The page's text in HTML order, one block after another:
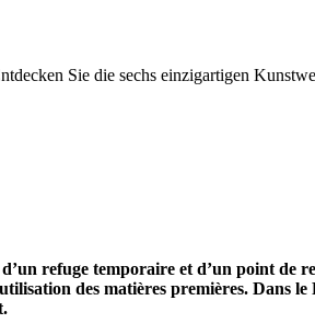
Sie die sechs einzigartigen
refuge temporaire et d’un point de
des matières premières. Dans